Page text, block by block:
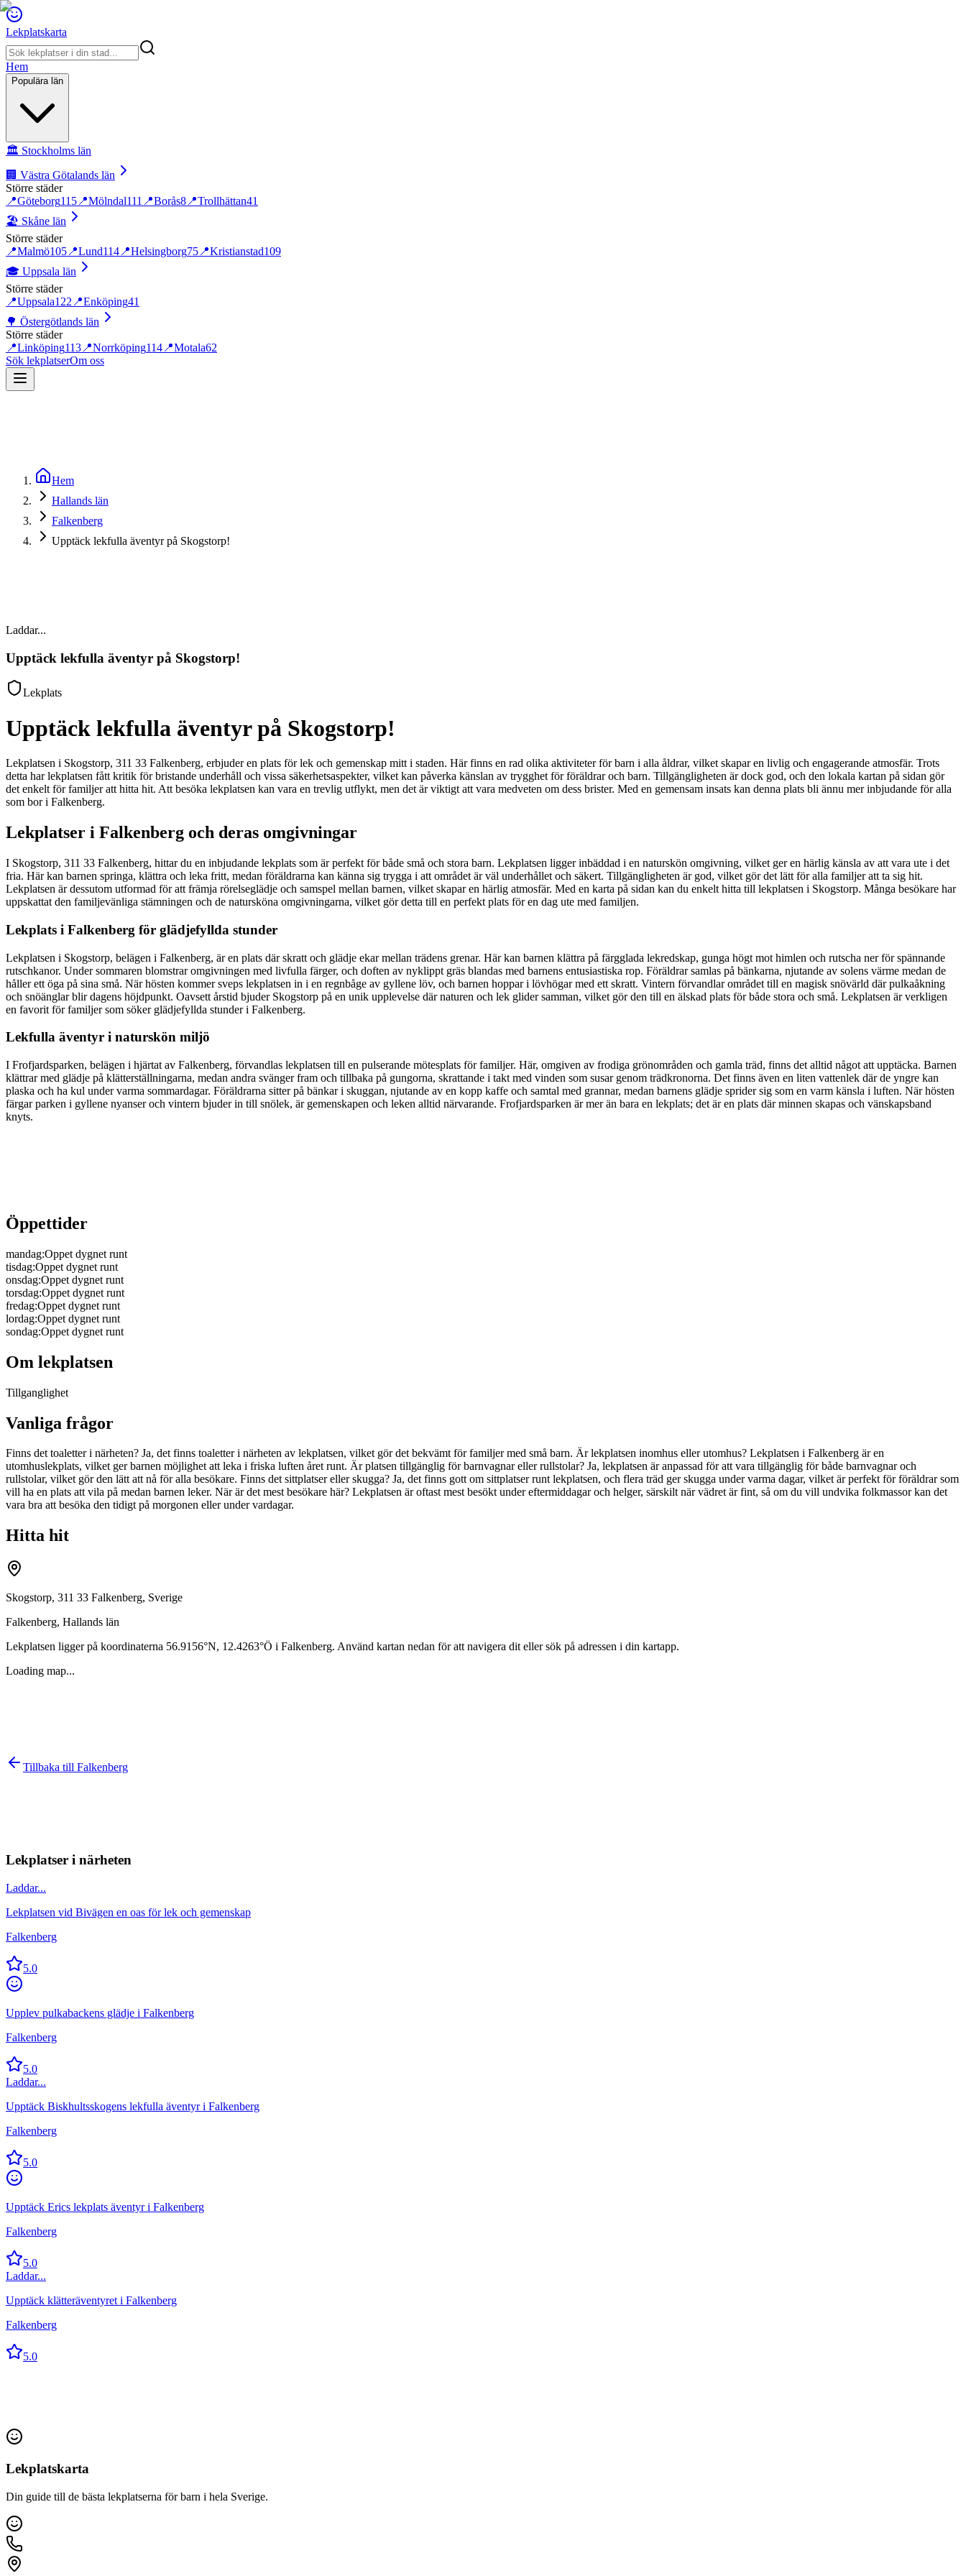
Lekplatskarta
Hem
Populära län
🏛️ Stockholms län
🏢 Västra Götalands län
Större städer
📍Göteborg115 📍Mölndal111 📍Borås8 📍Trollhättan41
🏖️ Skåne län
Större städer
📍Malmö105 📍Lund114 📍Helsingborg75 📍Kristianstad109
🎓 Uppsala län
Större städer
📍Uppsala122 📍Enköping41
🌳 Östergötlands län
Större städer
📍Linköping113 📍Norrköping114 📍Motala62
Sök lekplatserOm oss
Hem
Hallands län
Falkenberg
Upptäck lekfulla äventyr på Skogstorp!
Laddar...
Upptäck lekfulla äventyr på Skogstorp!
Lekplats
Upptäck lekfulla äventyr på Skogstorp!
Lekplatsen i Skogstorp, 311 33 Falkenberg, erbjuder en plats för lek och gemenskap mitt i staden. Här finns en rad olika aktiviteter för barn i alla åldrar, vilket skapar en livlig och engagerande atmosfär. Trots
detta har lekplatsen fått kritik för bristande underhåll och vissa säkerhetsaspekter, vilket kan påverka känslan av trygghet för föräldrar och barn. Tillgängligheten är dock god, och den lokala kartan på sidan gör
det enkelt för familjer att hitta hit. Att besöka lekplatsen kan vara en trevlig utflykt, men det är viktigt att vara medveten om dess brister. Med en gemensam insats kan denna plats bli ännu mer inbjudande för alla
som bor i Falkenberg.
Lekplatser i Falkenberg och deras omgivningar
I Skogstorp, 311 33 Falkenberg, hittar du en inbjudande lekplats som är perfekt för både små och stora barn. Lekplatsen ligger inbäddad i en naturskön omgivning, vilket ger en härlig känsla av att vara ute i det
fria. Här kan barnen springa, klättra och leka fritt, medan föräldrarna kan känna sig trygga i att området är väl underhållet och säkert. Tillgängligheten är god, vilket gör det lätt för alla familjer att ta sig hit.
Lekplatsen är dessutom utformad för att främja rörelseglädje och samspel mellan barnen, vilket skapar en härlig atmosfär. Med en karta på sidan kan du enkelt hitta till lekplatsen i Skogstorp. Många besökare har
uppskattat den familjevänliga stämningen och de natursköna omgivningarna, vilket gör detta till en perfekt plats för en dag ute med familjen.
Lekplats i Falkenberg för glädjefyllda stunder
Lekplatsen i Skogstorp, belägen i Falkenberg, är en plats där skratt och glädje ekar mellan trädens grenar. Här kan barnen klättra på färgglada lekredskap, gunga högt mot himlen och rutscha ner för spännande
rutschkanor. Under sommaren blomstrar omgivningen med livfulla färger, och doften av nyklippt gräs blandas med barnens entusiastiska rop. Föräldrar samlas på bänkarna, njutande av solens värme medan de
håller ett öga på sina små. När hösten kommer sveps lekplatsen in i en regnbåge av gyllene löv, och barnen hoppar i lövhögar med ett skratt. Vintern förvandlar området till en magisk snövärld där pulkaåkning
och snöänglar blir dagens höjdpunkt. Oavsett årstid bjuder Skogstorp på en unik upplevelse där naturen och lek glider samman, vilket gör den till en älskad plats för både stora och små. Lekplatsen är verkligen
en favorit för familjer som söker glädjefyllda stunder i Falkenberg.
Lekfulla äventyr i naturskön miljö
I Frofjardsparken, belägen i hjärtat av Falkenberg, förvandlas lekplatsen till en pulserande mötesplats för familjer. Här, omgiven av frodiga grönområden och gamla träd, finns det alltid något att upptäcka. Barnen
klättrar med glädje på klätterställningarna, medan andra svänger fram och tillbaka på gungorna, skrattande i takt med vinden som susar genom trädkronorna. Det finns även en liten vattenlek där de yngre kan
plaska och ha kul under varma sommardagar. Föräldrarna sitter på bänkar i skuggan, njutande av en kopp kaffe och samtal med grannar, medan barnens glädje sprider sig som en varm känsla i luften. När hösten
färgar parken i gyllene nyanser och vintern bjuder in till snölek, är gemenskapen och leken alltid närvarande. Frofjardsparken är mer än bara en lekplats; det är en plats där minnen skapas och vänskapsband
knyts.
Öppettider
mandag:Oppet dygnet runt
tisdag:Oppet dygnet runt
onsdag:Oppet dygnet runt
torsdag:Oppet dygnet runt
fredag:Oppet dygnet runt
lordag:Oppet dygnet runt
sondag:Oppet dygnet runt
Om lekplatsen
Tillganglighet
Vanliga frågor
Finns det toaletter i närheten? Ja, det finns toaletter i närheten av lekplatsen, vilket gör det bekvämt för familjer med små barn. Är lekplatsen inomhus eller utomhus? Lekplatsen i Falkenberg är en
utomhuslekplats, vilket ger barnen möjlighet att leka i friska luften året runt. Är platsen tillgänglig för barnvagnar eller rullstolar? Ja, lekplatsen är anpassad för att vara tillgänglig för både barnvagnar och
rullstolar, vilket gör den lätt att nå för alla besökare. Finns det sittplatser eller skugga? Ja, det finns gott om sittplatser runt lekplatsen, och flera träd ger skugga under varma dagar, vilket är perfekt för föräldrar som
vill ha en plats att vila på medan barnen leker. När är det mest besökare här? Lekplatsen är oftast mest besökt under eftermiddagar och helger, särskilt när vädret är fint, så om du vill undvika folkmassor kan det
vara bra att besöka den tidigt på morgonen eller under vardagar.
Hitta hit
Skogstorp, 311 33 Falkenberg, Sverige
Falkenberg, Hallands län
Lekplatsen ligger på koordinaterna 56.9156°N, 12.4263°Ö i Falkenberg. Använd kartan nedan för att navigera dit eller sök på adressen i din kartapp.
Loading map...
Tillbaka till Falkenberg
Lekplatser i närheten
Laddar...
Lekplatsen vid Bivägen en oas för lek och gemenskap
Falkenberg
5.0
Upplev pulkabackens glädje i Falkenberg
Falkenberg
5.0
Laddar...
Upptäck Biskhultsskogens lekfulla äventyr i Falkenberg
Falkenberg
5.0
Upptäck Erics lekplats äventyr i Falkenberg
Falkenberg
5.0
Laddar...
Upptäck klätteräventyret i Falkenberg
Falkenberg
5.0
Lekplatskarta
Din guide till de bästa lekplatserna för barn i hela Sverige.